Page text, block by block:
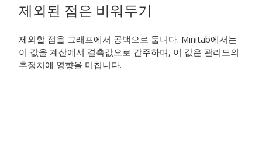
제외된 점은 비워두기
제외할 점을 그래프에서 공백으로 둡니다. Minitab에서는
이 값을 계산에서 결측값으로 간주하며, 이 값은 관리도의
추정치에 영향을 미칩니다.